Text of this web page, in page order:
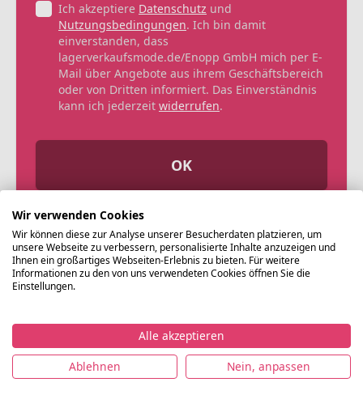
Ich akzeptiere Datenschutz und
Nutzungsbedingungen. Ich bin damit
einverstanden, dass
lagerverkaufsmode.de/Enopp GmbH mich per E-
Mail über Angebote aus ihrem Geschäftsbereich
oder von Dritten informiert. Das Einverständnis
kann ich jederzeit widerrufen.
OK
Lagerverkaufsmode.de
Impressum Datenschutz Nutzungsbedingungen
Wir verwenden Cookies
Wir können diese zur Analyse unserer Besucherdaten platzieren, um
unsere Webseite zu verbessern, personalisierte Inhalte anzuzeigen und
Ihnen ein großartiges Webseiten-Erlebnis zu bieten. Für weitere
Informationen zu den von uns verwendeten Cookies öffnen Sie die
Einstellungen.
Alle akzeptieren
Ablehnen
Nein, anpassen